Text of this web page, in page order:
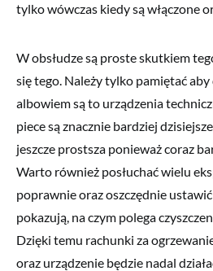
tylko wówczas kiedy są włączone
W obsłudze są proste skutkiem
się tego. Należy tylko pamiętać
albowiem są to urządzenia
piece są znacznie bardziej
jeszcze prostsza ponieważ coraz
Warto również posłuchać wielu
poprawnie oraz oszczędnie
pokazują, na czym polega
Dzięki temu rachunki za
oraz urządzenie będzie nadal